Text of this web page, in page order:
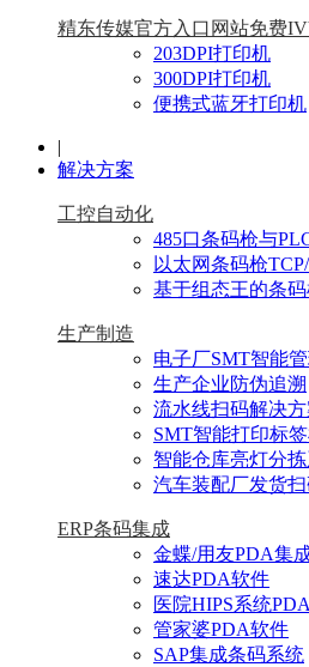
精东传媒官方入口网站免费
203DPI打印机
300DPI打印机
便携式蓝牙打印机
|
解决方案
工控自动化
485口条码枪与
以太网条码枪
基于组态王的条码
生产制造
电子厂SMT智能
生产企业防伪追溯
流水线扫码解决方
SMT智能打印标
智能仓库亮灯分
汽车装配厂发货
ERP条码集成
金蝶/用友PDA集
速达PDA软件
医院HIPS系统
管家婆PDA软件
SAP集成条码系统